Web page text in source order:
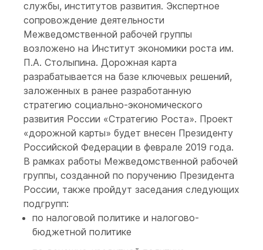
службы, институтов развития. Экспертное
сопровождение деятельности
Межведомственной рабочей группы
возложено на Институт экономики роста им.
П.А. Столыпина. Дорожная карта
разрабатывается на базе ключевых решений,
заложенных в ранее разработанную
стратегию социально-экономического
развития России «Стратегию Роста». Проект
«дорожной карты» будет внесен Президенту
Российской Федерации в феврале 2019 года.
В рамках работы Межведомственной рабочей
группы, созданной по поручению Президента
России, также пройдут заседания следующих
подгрупп:
по налоговой политике и налогово-
бюджетной политике